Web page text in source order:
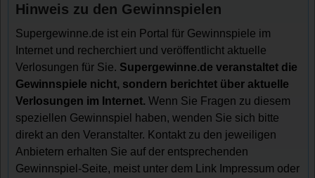
Hinweis zu den Gewinnspielen
Supergewinne.de ist ein Portal für Gewinnspiele im
Internet und recherchiert und veröffentlicht aktuelle
Verlosungen für Sie. Supergewinne.de veranstaltet die
Gewinnspiele nicht, sondern berichtet über aktuelle
Verlosungen im Internet. Wenn Sie Fragen zu diesem
speziellen Gewinnspiel haben, wenden Sie sich bitte
direkt an den Veranstalter. Kontakt zu den jeweiligen
Anbietern erhalten Sie auf der entsprechenden
Gewinnspiel-Seite, meist unter dem Link Impressum oder